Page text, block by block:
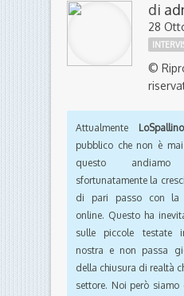
di
28
©
Attualmente
pubblico che non è
questo
sfortunatamente la
di pari passo con la
online. Questo ha
sulle piccole testate
nostra e non passa
della chiusura di realtà
settore. Noi però